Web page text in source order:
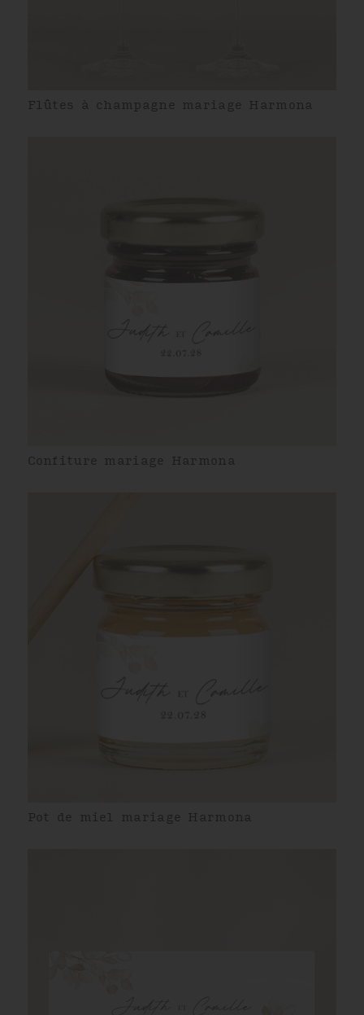
Flûtes à champagne mariage Harmona
Confiture mariage Harmona
Pot de miel mariage Harmona